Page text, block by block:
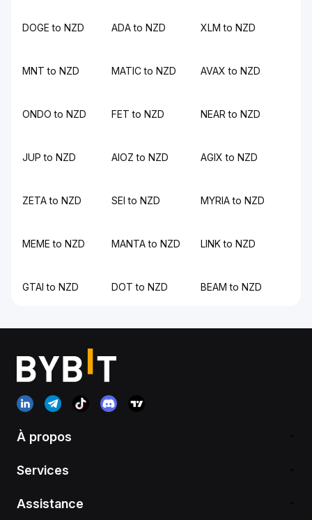
DOGE to NZD ADA to NZD XLM to NZD
MNT to NZD MATIC to NZD AVAX to NZD
ONDO to NZD FET to NZD NEAR to NZD
JUP to NZD AIOZ to NZD AGIX to NZD
ZETA to NZD SEI to NZD MYRIA to NZD
MEME to NZD MANTA to NZD LINK to NZD
GTAI to NZD DOT to NZD BEAM to NZD
À propos
Services
Assistance